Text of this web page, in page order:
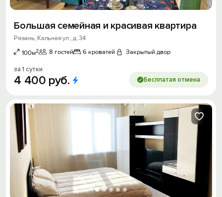
Большaя сeмейная и крacивaя квaртиpa
Рязань, Кальная ул., д. 34
100м2 8 гостей 6 кроватей Закрытый двор
за 1 сутки
4 400 руб. Бесплатая отмена